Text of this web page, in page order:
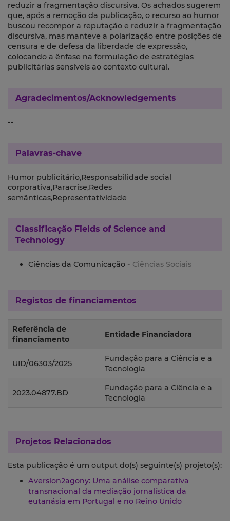
reduzir a fragmentação discursiva. Os achados sugerem
que, após a remoção da publicação, o recurso ao humor
buscou recompor a reputação e reduzir a fragmentação
discursiva, mas manteve a polarização entre posições de
censura e de defesa da liberdade de expressão,
colocando a ênfase na formulação de estratégias
publicitárias sensíveis ao contexto cultural.
Agradecimentos/Acknowledgements
--
Palavras-chave
Humor publicitário,Responsabilidade social
corporativa,Paracrise,Redes
semânticas,Representatividade
Classificação Fields of Science and
Technology
Ciências da Comunicação - Ciências Sociais
Registos de financiamentos
Referência de
financiamento
Entidade Financiadora
UID/06303/2025
Fundação para a Ciência e a
Tecnologia
2023.04877.BD
Fundação para a Ciência e a
Tecnologia
Projetos Relacionados
Esta publicação é um output do(s) seguinte(s) projeto(s):
Aversion2agony: Uma análise comparativa
transnacional da mediação jornalística da
eutanásia em Portugal e no Reino Unido